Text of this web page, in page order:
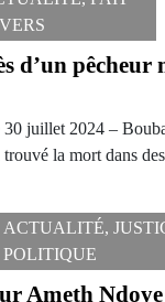
d’un
juillet 2024 –
trouvé la mort dans
ACTUALITÉ,
POLITIQUE
Ameth